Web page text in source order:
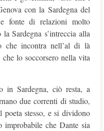
con la Sardegna del
fonte di relazioni molto
Sardegna s’intreccia alla
che incontra nell’al di là
lo soccorsero nella vita
in Sardegna, ciò resta, a
due correnti di studio,
poeta stesso, e si dividono
che Dante sia